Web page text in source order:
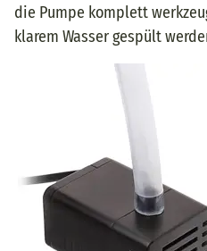
die Pumpe komplett
klarem Wasser gespült